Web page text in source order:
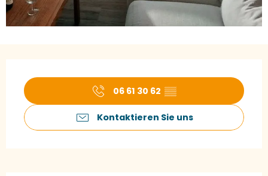
06 61 30 62 ▒▒
Kontaktieren Sie uns